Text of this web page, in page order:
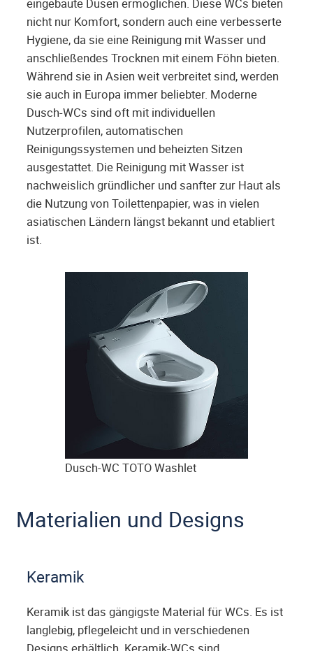
eingebaute Düsen ermöglichen. Diese WCs bieten
nicht nur Komfort, sondern auch eine verbesserte
Hygiene, da sie eine Reinigung mit Wasser und
anschließendes Trocknen mit einem Föhn bieten.
Während sie in Asien weit verbreitet sind, werden
sie auch in Europa immer beliebter. Moderne
Dusch-WCs sind oft mit individuellen
Nutzerprofilen, automatischen
Reinigungssystemen und beheizten Sitzen
ausgestattet. Die Reinigung mit Wasser ist
nachweislich gründlicher und sanfter zur Haut als
die Nutzung von Toilettenpapier, was in vielen
asiatischen Ländern längst bekannt und etabliert
ist.
Dusch-WC TOTO Washlet
Materialien und Designs
Keramik
Keramik ist das gängigste Material für WCs. Es ist
langlebig, pflegeleicht und in verschiedenen